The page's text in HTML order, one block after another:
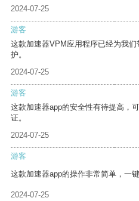
2024-07-25
游客
这款加速器VPM应用程序已经为我
护。
2024-07-25
游客
这款加速器app的安全性有待提高，
证。
2024-07-25
游客
这款加速器app的操作非常简单，一
2024-07-25